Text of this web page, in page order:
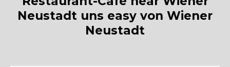
Neustadt uns easy von Wiener
Neustadt